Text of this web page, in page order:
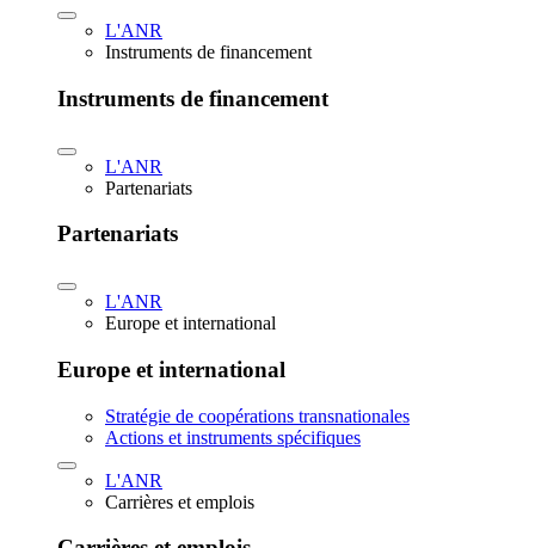
L'ANR
Instruments de financement
Instruments de financement
L'ANR
Partenariats
Partenariats
L'ANR
Europe et international
Europe et international
Stratégie de coopérations transnationales
Actions et instruments spécifiques
L'ANR
Carrières et emplois